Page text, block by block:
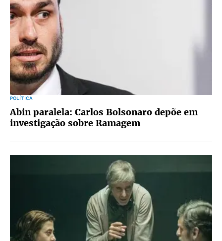
POLÍTICA
Abin paralela: Carlos Bolsonaro depõe em
investigação sobre Ramagem